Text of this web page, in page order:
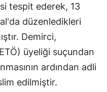
Hatay
Mersin
tespit ederek, 13
düzenledikleri
Demirci,
üyeliği suçundan
ardından adli
edilmiştir.